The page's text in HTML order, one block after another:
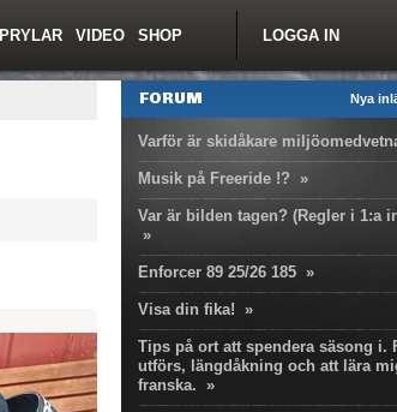
LOGGA IN
PRYLAR VIDEO SHOP
Nya
FORUM
Varför är skidåkare
Musik på Freeride !? »
Var är bilden tagen? (Regler i 1:a
»
Enforcer 89 25/26 185 »
Visa din fika! »
Tips på ort att spendera säsong i.
utförs, längdåkning och att lära
franska. »